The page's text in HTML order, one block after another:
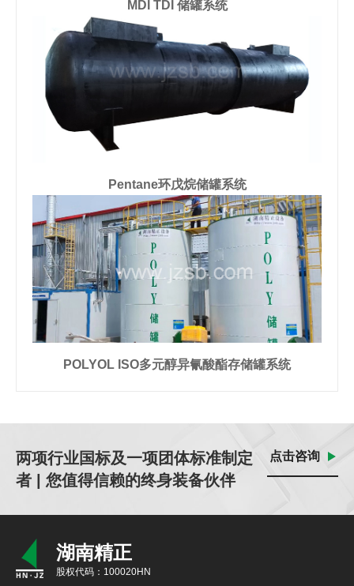
MDI TDI 储罐系统
Pentane环戊烷储罐系统
POLYOL ISO多元醇异氰酸酯存储罐系统
两项行业国标及一项团体标准制定
者 | 您值得信赖的终身装备伙伴
点击咨询
湖南精正
股权代码：100020HN